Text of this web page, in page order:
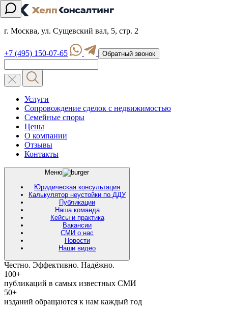
г. Москва, ул. Сущевский вал, 5, стр. 2
+7 (495) 150-07-65 Обратный звонок
Услуги
Сопровождение сделок с недвижимостью
Семейные споры
Цены
О компании
Отзывы
Контакты
Меню
Юридическая консультация
Калькулятор неустойки по ДДУ
Публикации
Наша команда
Кейсы и практика
Вакансии
СМИ о нас
Новости
Наши видео
Честно. Эффективно. Надёжно.
100+
публикаций в самых известных СМИ
50+
изданий обращаются к нам каждый год